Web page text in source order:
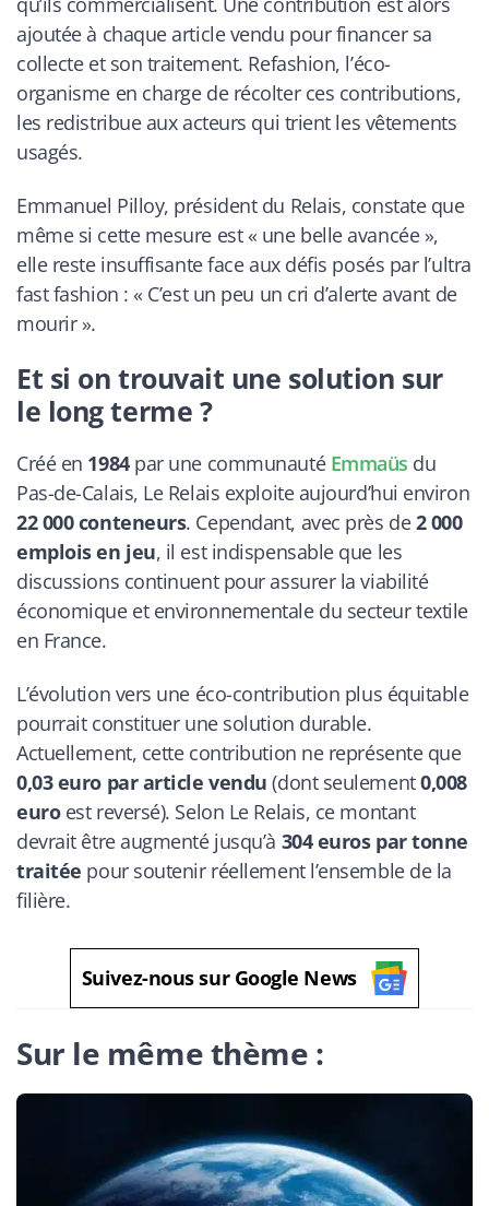
ajoutée à chaque article vendu pour financer sa
collecte et son traitement. Refashion, l’éco-
organisme en charge de récolter ces contributions,
les redistribue aux acteurs qui trient les vêtements
usagés.
Emmanuel Pilloy, président du Relais, constate que
même si cette mesure est « une belle avancée »,
elle reste insuffisante face aux défis posés par l’ultra
fast fashion : « C’est un peu un cri d’alerte avant de
mourir ».
Et si on trouvait une solution sur
le long terme ?
Créé en 1984par une communauté Emmaüs du
Pas-de-Calais, Le Relais exploite aujourd’hui environ
22 000 conteneurs. Cependant, avec près de2 000
emplois en jeu, il est indispensable que les
discussions continuent pour assurer la viabilité
économique et environnementale du secteur textile
en France.
L’évolution vers une éco-contribution plus équitable
pourrait constituer une solution durable.
Actuellement, cette contribution ne représente que
0,03 euro par article vendu (dont seulement0,008
euroest reversé). Selon Le Relais, ce montant
devrait être augmenté jusqu’à 304 euros par tonne
traitée pour soutenir réellement l’ensemble de la
filière.
Suivez-nous sur Google News
Sur le même thème :